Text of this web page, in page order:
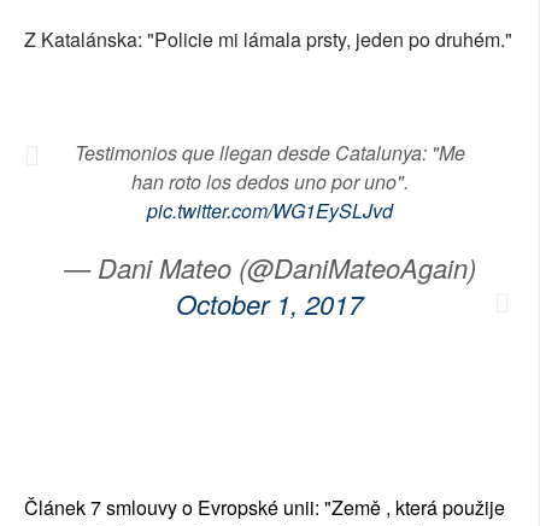
SOCIÁLNÍ SÍTĚ
PLNÁ VERZE STRÁNEK
Z Katalánska: "Policie mi lámala prsty, jeden po druhém."
Testimonios que llegan desde Catalunya: "Me
han roto los dedos uno por uno".
pic.twitter.com/WG1EySLJvd
— Dani Mateo (@DaniMateoAgain)
October 1, 2017
Článek 7 smlouvy o Evropské unii: "Země , která použije